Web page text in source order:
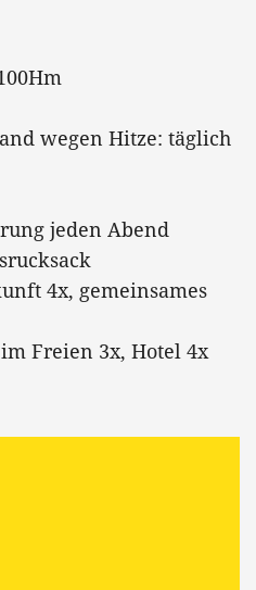
wegen Hitze: täglich
jeden Abend
4x, gemeinsames
Freien 3x, Hotel 4x